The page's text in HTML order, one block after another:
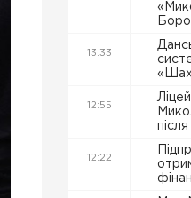
13:33
12:55
12:22